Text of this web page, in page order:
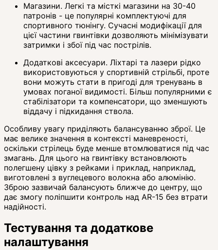
Магазини. Легкі та місткі магазини на 30-40
патронів - це популярні комплектуючі для
спортивного тюнінгу. Сучасні модифікації для
цієї частини гвинтівки дозволяють мінімізувати
затримки і збої під час пострілів.
Додаткові аксесуари. Ліхтарі та лазери рідко
використовуються у спортивній стрільбі, проте
вони можуть стати в пригоді для тренувань в
умовах поганої видимості. Більш популярними є
стабілізатори та компенсатори, що зменшують
віддачу і підкидання ствола.
Особливу увагу приділяють балансуванню зброї. Це
має велике значення в контексті маневреності,
оскільки стрілець буде менше втомлюватися під час
змагань. Для цього на гвинтівку встановлюють
полегшену цівку з рейками і приклад, наприклад,
виготовлені з вуглецевого волокна або алюмінію.
Зброю зазвичай балансують ближче до центру, що
дає змогу поліпшити контроль над AR-15 без втрати
надійності.
Тестування та додаткове
налаштування